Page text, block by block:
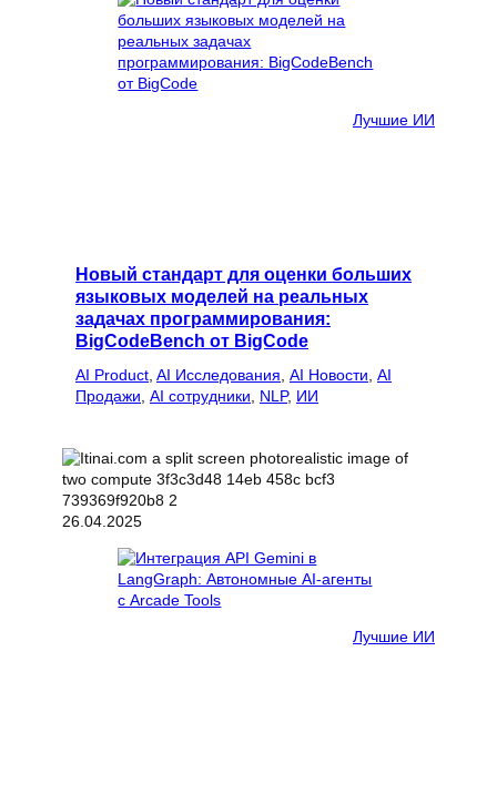
Лучшие ИИ
Новый стандарт для оценки больших
языковых моделей на реальных
задачах программирования:
BigCodeBench от BigCode
AI Product AI Исследования AI Новости AI
Продажи AI сотрудники NLP, ИИ
26.04.2025
Лучшие ИИ